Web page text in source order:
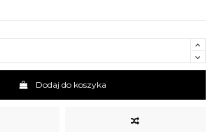
Dodaj do koszyka